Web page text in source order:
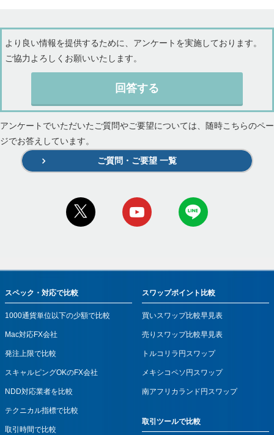
より良い情報を提供するために、アンケートを実施しております。
ご協力よろしくお願いいたします。
回答する
アンケートでいただいたご質問やご要望については、随時こちらのペー
ジでお答えしています。
ご質問・ご要望 一覧
スペック・対応で比較
1000通貨単位以下の少額で比較
Mac対応FX会社
発注上限で比較
スキャルピングOKのFX会社
NDD対応業者を比較
テクニカル指標で比較
取引時間で比較
スワップポイント比較
買いスワップ比較早見表
売りスワップ比較早見表
トルコリラ円スワップ
メキシコペソ円スワップ
南アフリカランド円スワップ
取引ツールで比較